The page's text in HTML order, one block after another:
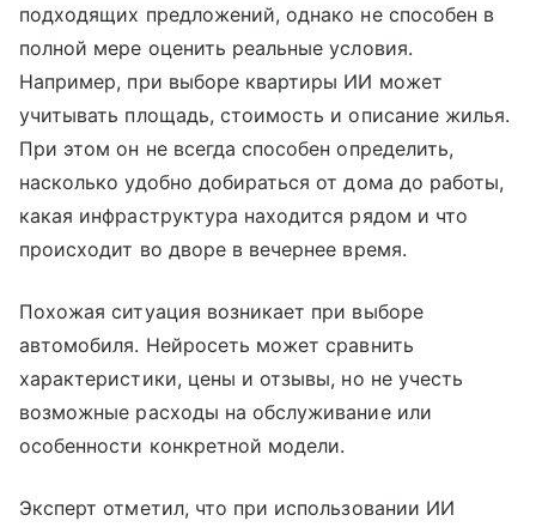
подходящих предложений, однако не способен в
полной мере оценить реальные условия.
Например, при выборе квартиры ИИ может
учитывать площадь, стоимость и описание жилья.
При этом он не всегда способен определить,
насколько удобно добираться от дома до работы,
какая инфраструктура находится рядом и что
происходит во дворе в вечернее время.
Похожая ситуация возникает при выборе
автомобиля. Нейросеть может сравнить
характеристики, цены и отзывы, но не учесть
возможные расходы на обслуживание или
особенности конкретной модели.
Эксперт отметил, что при использовании ИИ